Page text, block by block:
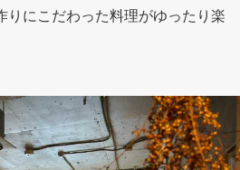
りにこだわった料理がゆったり楽